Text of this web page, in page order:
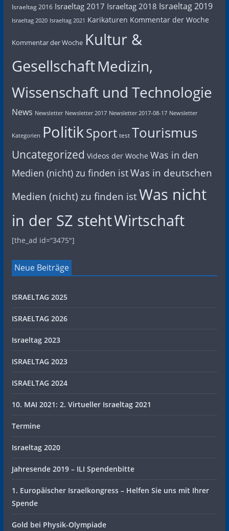
Israeltag 2016 Israeltag 2017 Israeltag 2018 Israeltag 2019
Israeltag 2020 Israeltag 2021 Karikaturen Kommentar der Woche
Kommentar der Woche Kultur &
GesellschaftMedizin,
Wissenschaft und Technologie
News Newsletter Newsletter 2017 Newsletter 2017-08-17 Newsletter
Kategorien PolitikSport test Tourismus
Uncategorized Videos der Woche Was in den
Medien (nicht) zu finden istWas in deutschen
Medien (nicht) zu finden istWas nicht
in der SZ stehtWirtschaft
[the_ad id=“3475″]
Neue Beiträge
ISRAELTAG 2025
ISRAELTAG 2026
Israeltag 2023
ISRAELTAG 2023
ISRAELTAG 2024
10. MAI 2021: 2. Virtueller Israeltag 2021
Termine
Israeltag 2020
Jahresende 2019 – ILI Spendenbitte
1. Europäischer Israelkongress – Helfen Sie uns mit Ihrer
Spende
Gold bei Physik-Olympiade